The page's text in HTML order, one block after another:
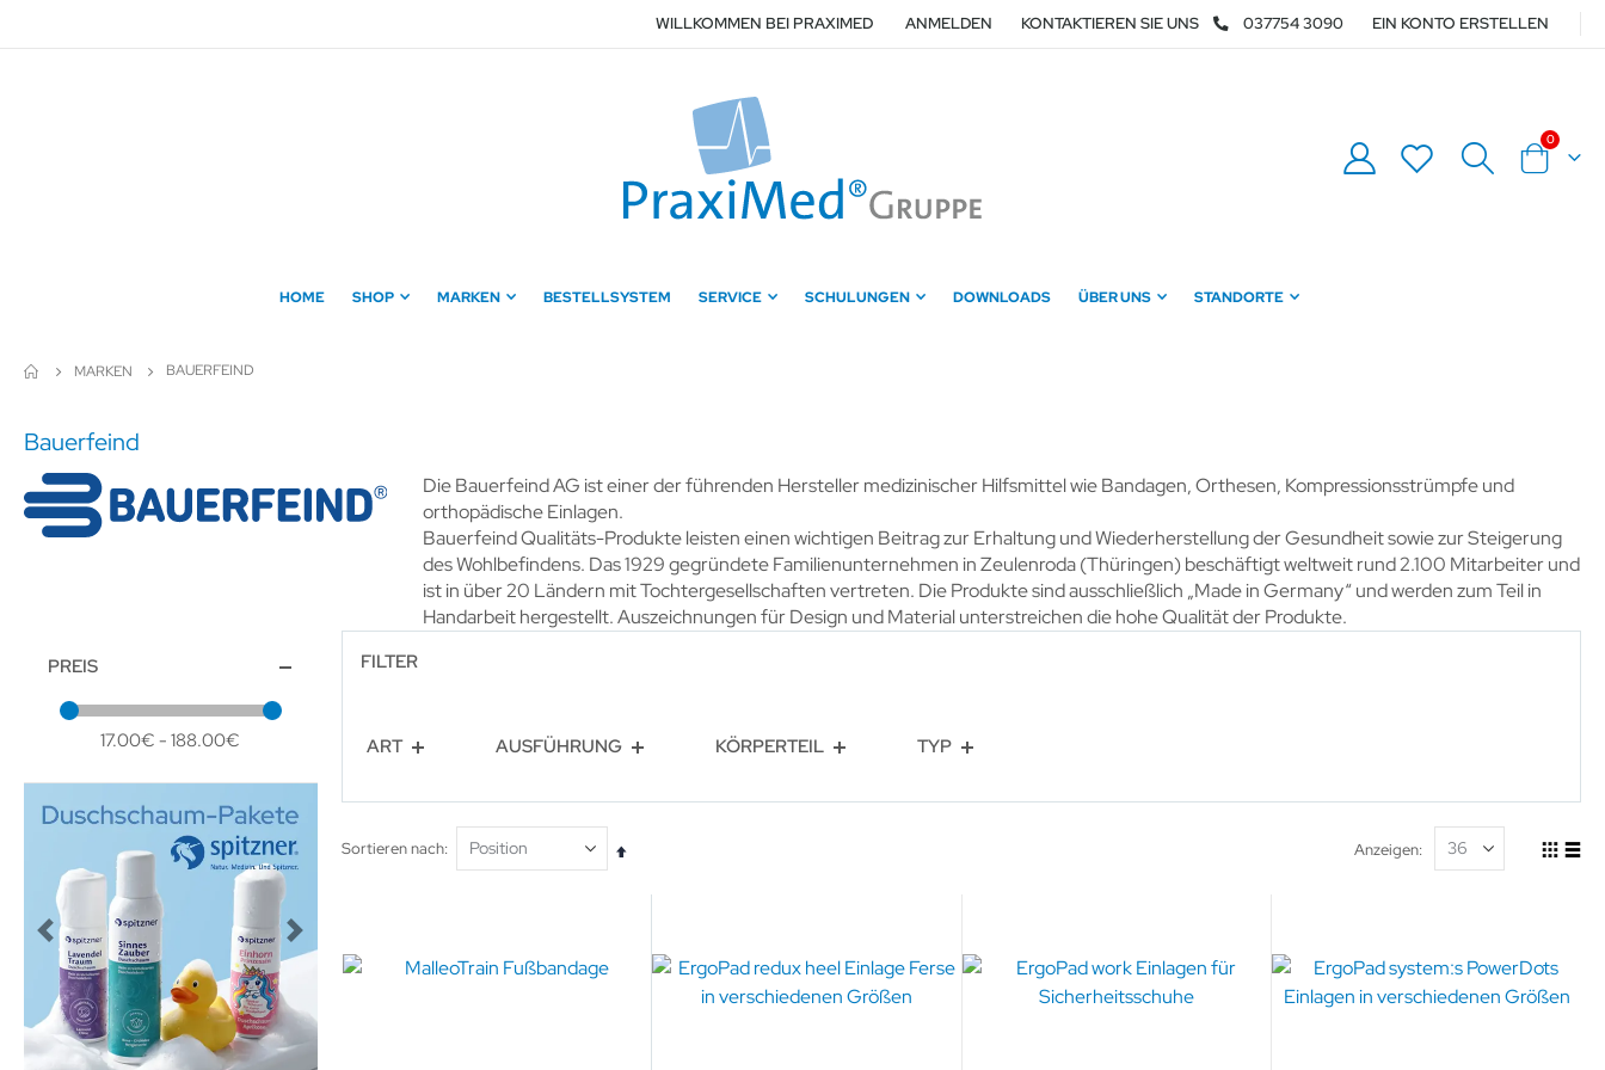
zum
WILLKOMMEN BEI PRAXIMED ANMELDEN KONTAKTIEREN SIE UNS 037754 3090 EIN KONTO ERSTELLEN
Warenkorb
0Artikel
HOME SHOP MARKEN BESTELLSYSTEM SERVICE SCHULUNGEN DOWNLOADS ÜBER UNS STANDORTE
MARKEN BAUERFEIND
Bauerfeind
Die Bauerfeind AG ist einer der führenden Hersteller medizinischer Hilfsmittel wie Bandagen, Orthesen, Kompressionsstrümpfe und
orthopädische Einlagen.
Bauerfeind Qualitäts-Produkte leisten einen wichtigen Beitrag zur Erhaltung und Wiederherstellung der Gesundheit sowie zur Steigerung
des Wohlbefindens. Das 1929 gegründete Familienunternehmen in Zeulenroda (Thüringen) beschäftigt weltweit rund 2.100 Mitarbeiter und
ist in über 20 Ländern mit Tochtergesellschaften vertreten. Die Produkte sind ausschließlich „Made in Germany“ und werden zum Teil in
Handarbeit hergestellt. Auszeichnungen für Design und Material unterstreichen die hohe Qualität der Produkte.
FILTER
ART AUSFÜHRUNG KÖRPERTEIL TYP
Sortieren nach
In
Reihenfolge
Anzeigen
Ansicht
PREIS
17.00€ - 188.00€
Previous Next